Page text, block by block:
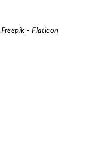
- Flaticon